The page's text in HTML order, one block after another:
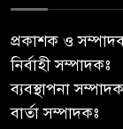
প্রকাশক ও
নির্বাহী সম্পাদকঃ
ব্যবস্থাপনা
বার্তা সম্পাদকঃ